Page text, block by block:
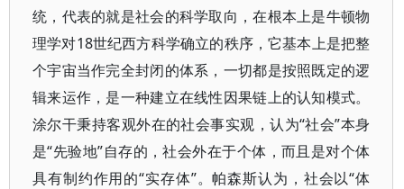
统，代表的就是社会的科学取向，在根本上是牛顿物
理学对18世纪西方科学确立的秩序，它基本上是把整
个宇宙当作完全封闭的体系，一切都是按照既定的逻
辑来运作，是一种建立在线性因果链上的认知模式。
涂尔干秉持客观外在的社会事实观，认为“社会”本身
是“先验地”自存的，社会外在于个体，而且是对个体
具有制约作用的“实存体”。帕森斯认为，社会以“体